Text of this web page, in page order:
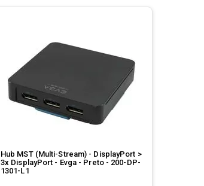
Hub MST (Multi-Stream) - DisplayPort >
3x DisplayPort - Evga - Preto - 200-DP-
1301-L1